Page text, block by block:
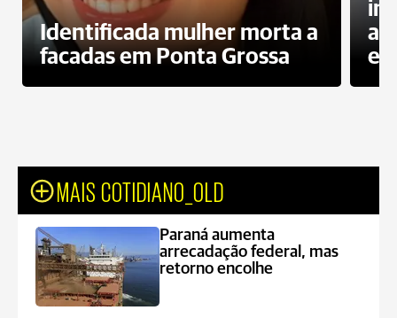
Identificada mulher morta a
facadas em Ponta Grossa
MAIS COTIDIANO_OLD
Paraná aumenta
arrecadação federal, mas
retorno encolhe